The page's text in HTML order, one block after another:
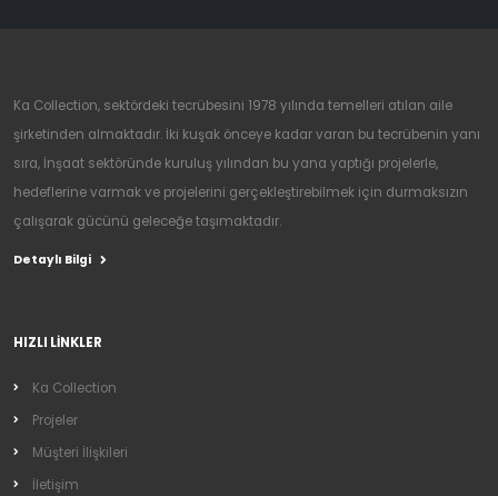
Ka Collection, sektördeki tecrübesini 1978 yılında temelleri atılan aile
şirketinden almaktadır. İki kuşak önceye kadar varan bu tecrübenin yanı
sıra, İnşaat sektöründe kuruluş yılından bu yana yaptığı projelerle,
hedeflerine varmak ve projelerini gerçekleştirebilmek için durmaksızın
çalışarak gücünü geleceğe taşımaktadır.
Detaylı Bilgi
HIZLI LİNKLER
Ka Collection
Projeler
Müşteri İlişkileri
İletişim